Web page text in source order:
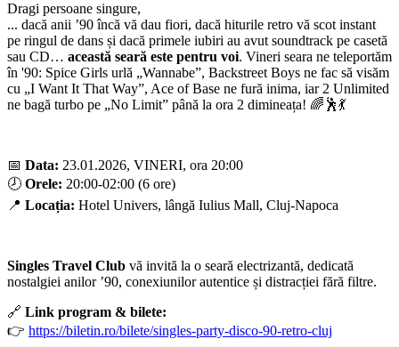
Dragi persoane singure,
... dacă anii ’90 încă vă dau fiori, dacă hiturile retro vă scot instant
pe ringul de dans și dacă primele iubiri au avut soundtrack pe casetă
sau CD… această seară este pentru voi. Vineri seara ne teleportăm
în '90: Spice Girls urlă „Wannabe”, Backstreet Boys ne fac să visăm
cu „I Want It That Way”, Ace of Base ne fură inima, iar 2 Unlimited
ne bagă turbo pe „No Limit” până la ora 2 dimineața! 🌈🕺💃
📅 Data: 23.01.2026, VINERI, ora 20:00
🕗 Orele: 20:00-02:00 (6 ore)
📍 Locația: Hotel Univers, lângă Iulius Mall, Cluj-Napoca
Singles Travel Club vă invită la o seară electrizantă, dedicată
nostalgiei anilor ’90, conexiunilor autentice și distracției fără filtre.
🔗 Link program & bilete:
👉 https://biletin.ro/bilete/singles-party-disco-90-retro-cluj